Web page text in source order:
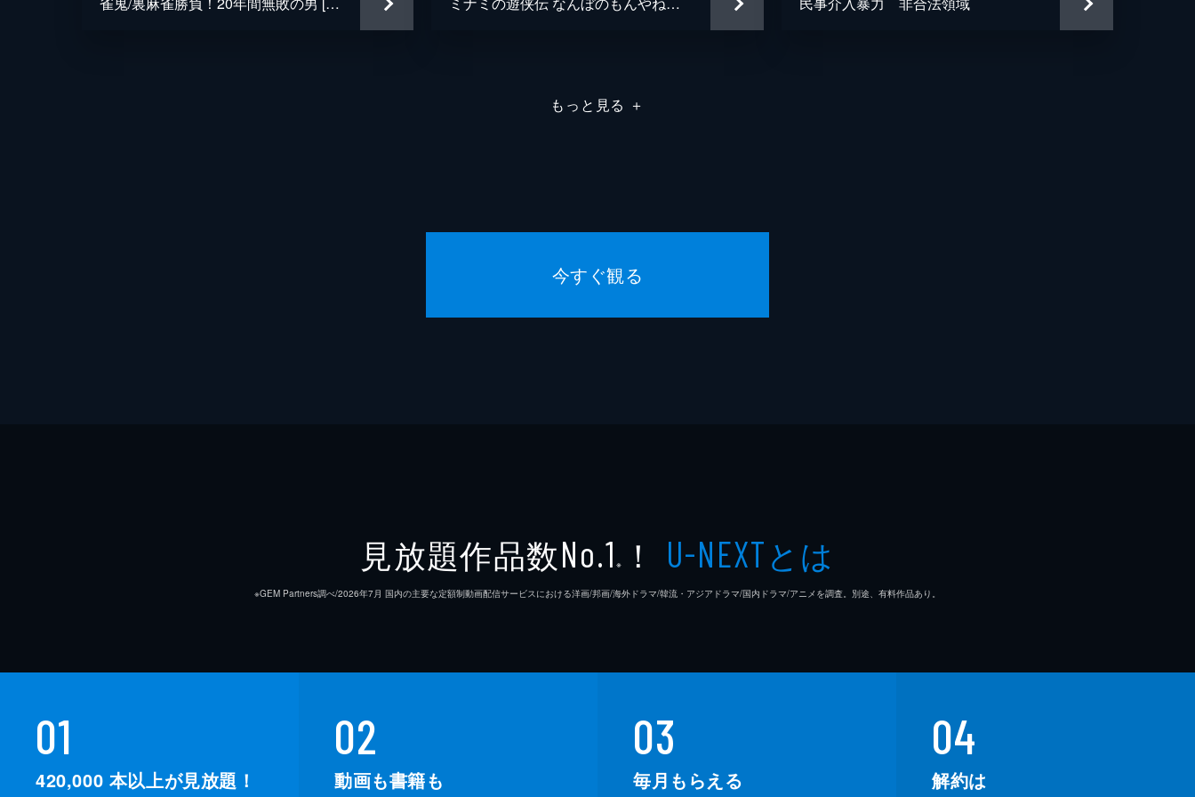
もっと見る ＋
今すぐ観る
見放題作品数No.1 ※ ！ U-NEXTとは
※GEM Partners調べ/2026年7⽉ 国内の主要な定額制動画配信サービスにおける洋画/邦画/海外ドラマ/韓流・アジアドラマ/国内ドラマ/アニメを調査。別途、有料作品あり。
01
420,000 本以上が見放題！
02
動画も書籍も
03
毎月もらえる
04
解約は